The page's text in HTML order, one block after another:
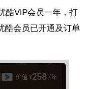
酷VIP会员一年，打
酷会员已开通及订单